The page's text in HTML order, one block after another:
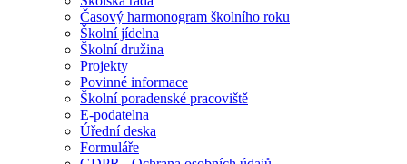
Časový harmonogram školního roku
Školní jídelna
Školní družina
Projekty
Povinné informace
Školní poradenské pracoviště
E-podatelna
Úřední deska
Formuláře